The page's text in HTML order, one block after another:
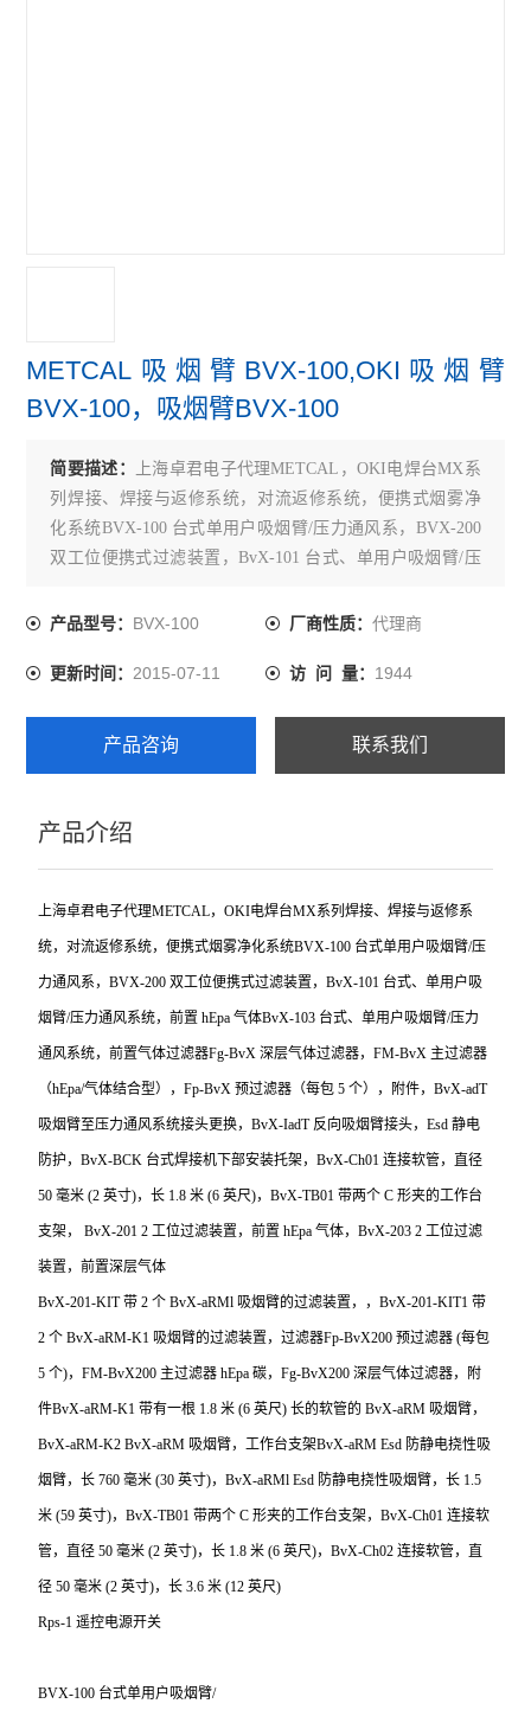
METCAL吸烟臂BVX-100,OKI吸烟臂
BVX-100，吸烟臂BVX-100
简要描述：
上海卓君电子代理METCAL，OKI电焊台MX系
列焊接、焊接与返修系统，对流返修系统，便携式烟雾净
化系统BVX-100 台式单用户吸烟臂/压力通风系，BVX-200
双工位便携式过滤装置，BvX-101 台式、单用户吸烟臂/压
压力通风系统，前置气体过滤器Fg-BvX 深层气体过滤器，
产品型号： BVX-100 厂商性质： 代理商
更新时间：2015-07-11 访 问 量： 1944
产品咨询 联系我们
产品介绍
上海卓君电子代理METCAL，OKI电焊台MX系列焊接、焊接与返修系
统，对流返修系统，便携式烟雾净化系统BVX-100 台式单用户吸烟臂/压
力通风系，BVX-200 双工位便携式过滤装置，BvX-101 台式、单用户吸
烟臂/压力通风系统，前置 hEpa 气体BvX-103 台式、单用户吸烟臂/压力
通风系统，前置气体过滤器Fg-BvX 深层气体过滤器，FM-BvX 主过滤器
（hEpa/气体结合型），Fp-BvX 预过滤器（每包 5 个），附件，BvX-adT
吸烟臂至压力通风系统接头更换，BvX-IadT 反向吸烟臂接头，Esd 静电
防护，BvX-BCK 台式焊接机下部安装托架，BvX-Ch01 连接软管，直径
50 毫米 (2 英寸)，长 1.8 米 (6 英尺)，BvX-TB01 带两个 C 形夹的工作台
支架， BvX-201 2 工位过滤装置，前置 hEpa 气体，BvX-203 2 工位过滤
装置，前置深层气体
BvX-201-KIT 带 2 个 BvX-aRMl 吸烟臂的过滤装置，，BvX-201-KIT1 带
2 个 BvX-aRM-K1 吸烟臂的过滤装置，过滤器Fp-BvX200 预过滤器 (每包
5 个)，FM-BvX200 主过滤器 hEpa 碳，Fg-BvX200 深层气体过滤器，附
件BvX-aRM-K1 带有一根 1.8 米 (6 英尺) 长的软管的 BvX-aRM 吸烟臂，
BvX-aRM-K2 BvX-aRM 吸烟臂，工作台支架BvX-aRM Esd 防静电挠性吸
烟臂，长 760 毫米 (30 英寸)，BvX-aRMl Esd 防静电挠性吸烟臂，长 1.5
米 (59 英寸)，BvX-TB01 带两个 C 形夹的工作台支架，BvX-Ch01 连接软
管，直径 50 毫米 (2 英寸)，长 1.8 米 (6 英尺)，BvX-Ch02 连接软管，直
径 50 毫米 (2 英寸)，长 3.6 米 (12 英尺)
Rps-1遥控电源开关
BVX-100 台式单用户吸烟臂/